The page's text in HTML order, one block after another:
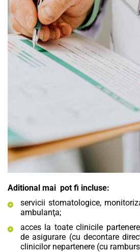
Aditional mai pot fi incluse:
servicii stomatologice,
ambulanţa;
acces la toate clinicile
de asigurare (cu decontare
clinicilor nepartenere (cu